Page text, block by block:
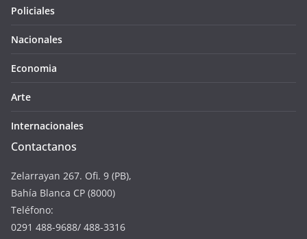
Policiales
Nacionales
Economia
Arte
Internacionales
Contactanos
Zelarrayan 267. Ofi. 9 (PB),
Bahía Blanca CP (8000)
Teléfono:
0291 488-9688/ 488-3316